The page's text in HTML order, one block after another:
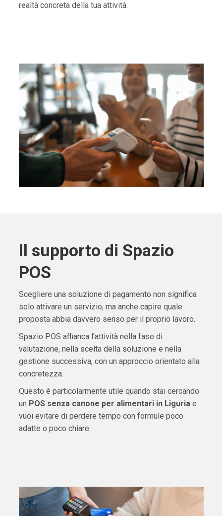
realtà concreta della tua attività.
Il supporto di Spazio
POS
Scegliere una soluzione di pagamento non significa
solo attivare un servizio, ma anche capire quale
proposta abbia davvero senso per il proprio lavoro.
Spazio POS affianca l’attività nella fase di
valutazione, nella scelta della soluzione e nella
gestione successiva, con un approccio orientato alla
concretezza.
Questo è particolarmente utile quando stai cercando
un POS senza canone per alimentari in Liguriae
vuoi evitare di perdere tempo con formule poco
adatte o poco chiare.